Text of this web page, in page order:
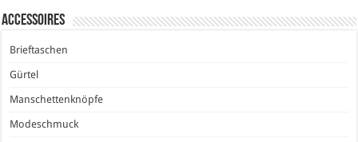
Accessoires
Brieftaschen
Gürtel
Manschettenknöpfe
Modeschmuck